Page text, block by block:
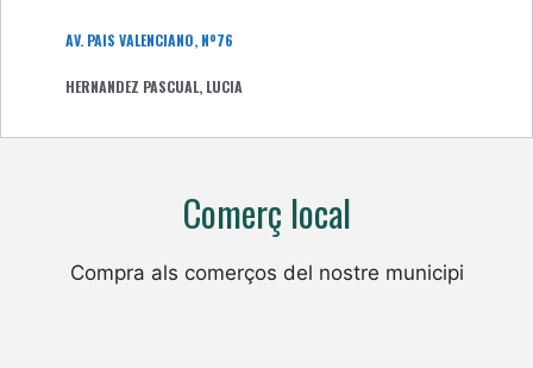
AV. PAIS VALENCIANO, Nº76
HERNANDEZ PASCUAL, LUCIA
Comerç local
Compra als comerços del nostre municipi